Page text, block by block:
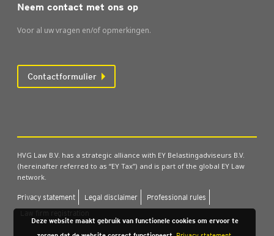
Neem contact met ons op
Voor al uw vragen en/of opmerkingen.
Contactformulier
HVG Law B.V. has a strategic alliance with EY Belastingadviseurs B.V.
(hereinafter referred to as “EY Tax”) and is part of the global EY Law
network.
Pri­va­cy sta­te­ment Legal dis­clai­mer
Pro­fes­si­o­nal rules
Deze website maakt gebruik van functionele cookies om ervoor te